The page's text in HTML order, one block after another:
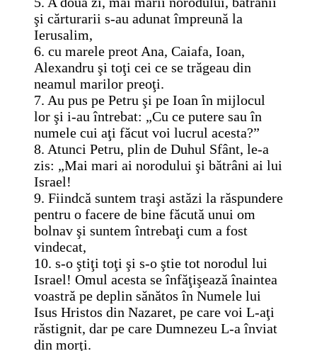
şi cărturarii s-au adunat împreună la
Ierusalim,
6. cu marele preot Ana, Caiafa, Ioan,
Alexandru şi toţi cei ce se trăgeau din
neamul marilor preoţi.
7. Au pus pe Petru şi pe Ioan în mijlocul
lor şi i-au întrebat: „Cu ce putere sau în
numele cui aţi făcut voi lucrul acesta?”
8. Atunci Petru, plin de Duhul Sfânt, le-a
zis: „Mai mari ai norodului şi bătrâni ai lui
Israel!
9. Fiindcă suntem traşi astăzi la răspundere
pentru o facere de bine făcută unui om
bolnav şi suntem întrebaţi cum a fost
vindecat,
10. s-o ştiţi toţi şi s-o ştie tot norodul lui
Israel! Omul acesta se înfăţişează înaintea
voastră pe deplin sănătos în Numele lui
Isus Hristos din Nazaret, pe care voi L-aţi
răstignit, dar pe care Dumnezeu L-a înviat
din morţi.